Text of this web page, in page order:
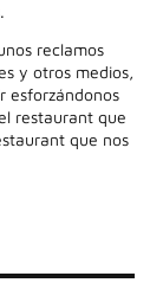
reclamos
y otros medios,
esforzándonos
restaurant que
que nos